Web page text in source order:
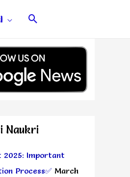
Search
Naukri
2025: Important
Process✅ March